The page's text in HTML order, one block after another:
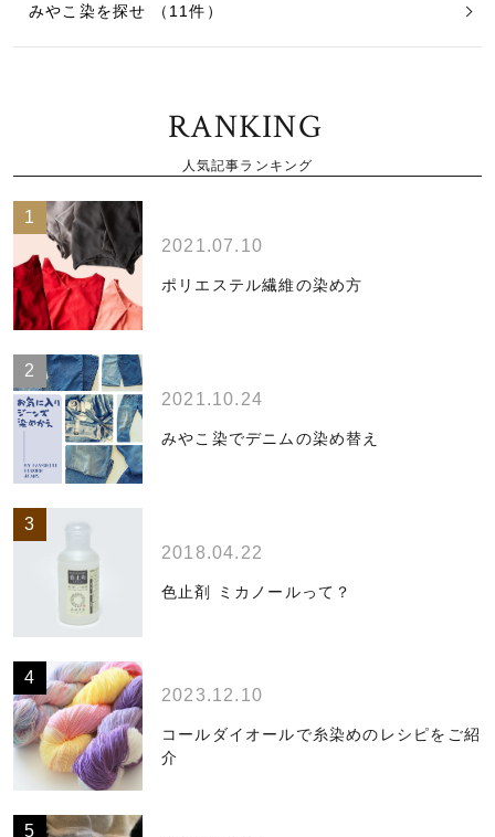
みやこ染を探せ （11件）
RANKING
人気記事ランキング
2021.07.10
ポリエステル繊維の染め方
2021.10.24
みやこ染でデニムの染め替え
2018.04.22
色止剤 ミカノールって？
2023.12.10
コールダイオールで糸染めのレシピをご紹
介